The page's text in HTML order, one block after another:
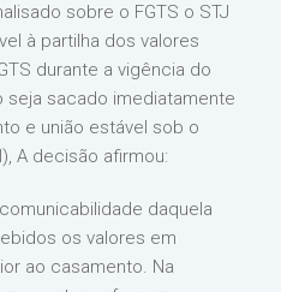
sobre o FGTS o STJ
à partilha dos valores
durante a vigência do
seja sacado imediatamente
e união estável sob o
A decisão afirmou:
daquela
os valores em
ao casamento. Na